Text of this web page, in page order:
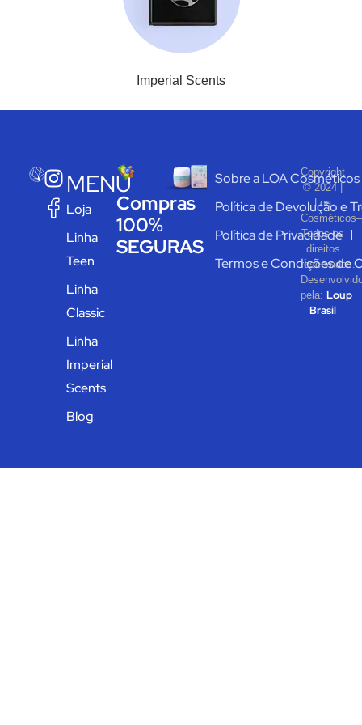
Imperial Scents
MENU
Loja
Linha
Teen
Linha
Classic
Linha
Imperial
Scents
Blog
Compras
100%
SEGURAS
Sobre a LOA Cosméticos
Política de Devolução e
Política de Privacidade
Termos e Condições de
Copyright
© 2024 |
Loa
Cosméticos–
Todos os
direitos
reservados.
pela: Loup
Brasil